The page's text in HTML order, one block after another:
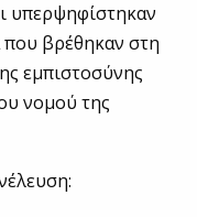
υπερψηφίστηκαν
βρέθηκαν στη
εμπιστοσύνης
νομού της